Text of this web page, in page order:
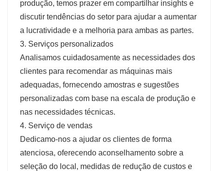
produção, temos prazer em compartilhar insights e
discutir tendências do setor para ajudar a aumentar
a lucratividade e a melhoria para ambas as partes.
3. Serviços personalizados
Analisamos cuidadosamente as necessidades dos
clientes para recomendar as máquinas mais
adequadas, fornecendo amostras e sugestões
personalizadas com base na escala de produção e
nas necessidades técnicas.
4. Serviço de vendas
Dedicamo-nos a ajudar os clientes de forma
atenciosa, oferecendo aconselhamento sobre a
seleção do local, medidas de redução de custos e